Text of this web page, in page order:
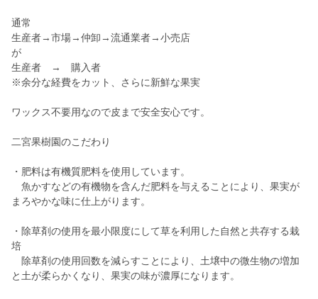
通常
生産者→市場→仲卸→流通業者→小売店
が
生産者 → 購入者
※余分な経費をカット、さらに新鮮な果実
ワックス不要用なので皮まで安全安心です。
二宮果樹園のこだわり
・肥料は有機質肥料を使用しています。
魚かすなどの有機物を含んだ肥料を与えることにより、果実が
まろやかな味に仕上がります。
・除草剤の使用を最小限度にして草を利用した自然と共存する栽
培
除草剤の使用回数を減らすことにより、土壌中の微生物の増加
と土が柔らかくなり、果実の味が濃厚になります。